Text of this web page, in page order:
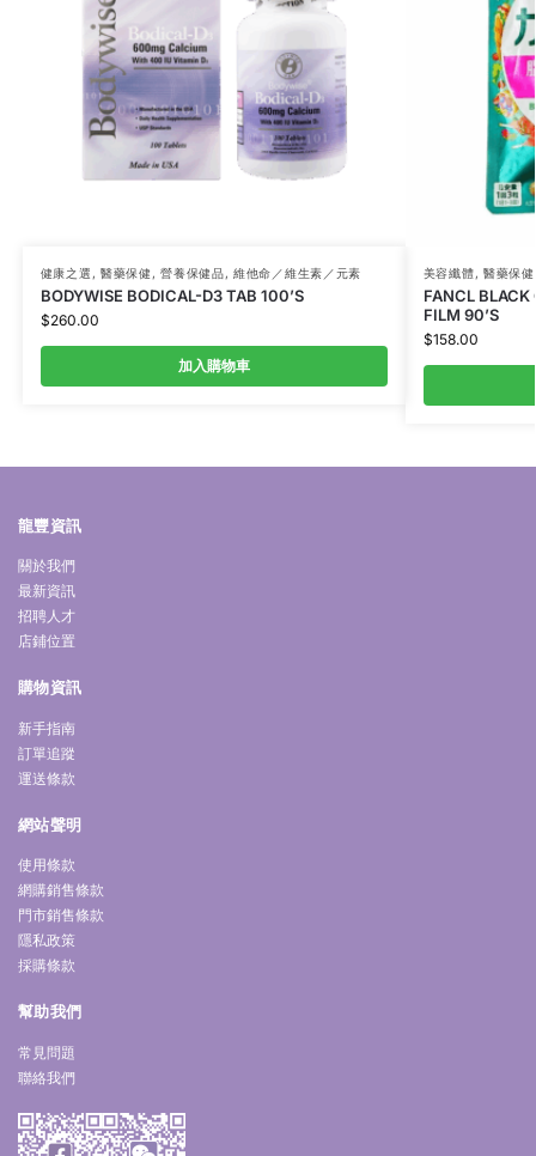
健康之選 , 醫藥保健,營養保健品,維他命／維生素／元素
BODYWISE BODICAL-D3 TAB 100’S
$260.00
加入購物車
美容纖體, 醫藥保健
FANCL BLACK
FILM 90’S
$158.00
龍豐資訊
關於我們
最新資訊
招聘人才
店鋪位置
購物資訊
新手指南
訂單追蹤
運送條款
網站聲明
使用條款
網購銷售條款
門市銷售條款
隱私政策
採購條款
幫助我們
常見問題
聯絡我們